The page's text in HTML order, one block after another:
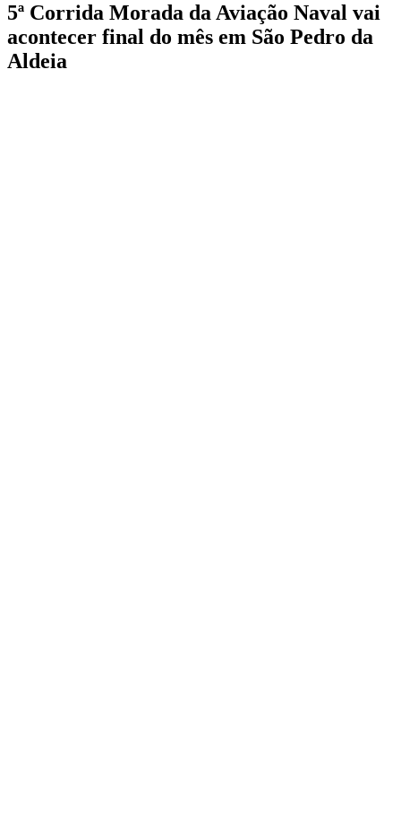
5ª Corrida Morada da Aviação Naval vai
acontecer final do mês em São Pedro da
Aldeia